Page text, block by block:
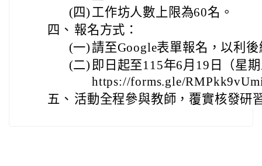
(四) 工作坊人數上限為60名。
四、 報名方式：
(一) 請至Google表單報名，以利
(二) 即日起至115年6月19日（星
https://forms.gle/
五、 活動全程參與教師，覆實核發研